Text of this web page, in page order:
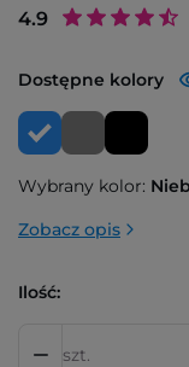
4.9
Dostępne kolory
Wybrany kolor:
Zobacz opis
Ilość:
szt.